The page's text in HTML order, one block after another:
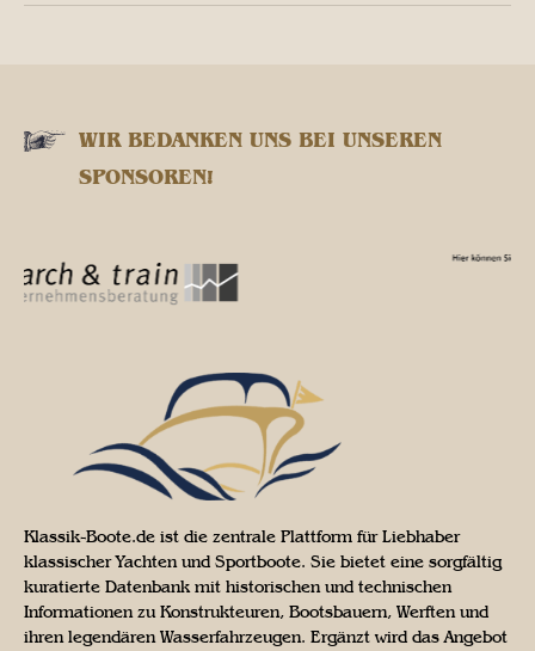
WIR BEDANKEN UNS BEI UNSEREN
SPONSOREN!
Klassik-Boote.de ist die zentrale Plattform für Liebhaber
klassischer Yachten und Sportboote. Sie bietet eine sorgfältig
kuratierte Datenbank mit historischen und technischen
Informationen zu Konstrukteuren, Bootsbauern, Werften und
ihren legendären Wasserfahrzeugen. Ergänzt wird das Angebot